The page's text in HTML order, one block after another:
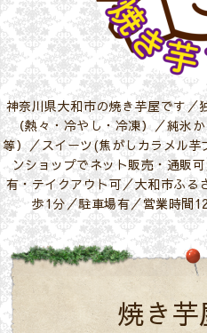
神奈川県大和市の焼き芋屋です／
（熱々・冷やし・冷凍）／純氷
等）／スイーツ(焦がしカラメル
ンショップでネット販売・通販
有・テイクアウト可／大和市ふる
歩1分／駐車場有／営業時間
焼き芋